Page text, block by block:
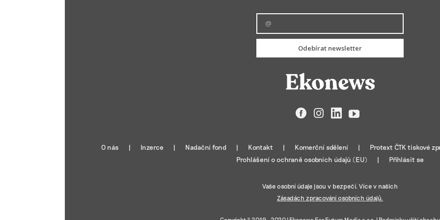
Zajištění bezpečnosti, předcházení a zjišťování podvodů a
odstraňování chyb, Poskytování a zobrazování reklamy a obsahu,
Ukládání a sdělování voleb ochrany osobních údajů.
Odebírat newsletter
FacebookInstagramLinkedIn
YouTube
O nás Inzerce Nadační fond Kontakt Komerční sdělení Protext ČTK tiskové
Prohlášení o ochraně osobních údajů (EU)
Přihlásit se
Vaše osobní údaje jsou v bezpečí. Více v našich
Zásadách zpracování osobních údajů.